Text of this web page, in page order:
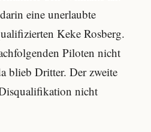
eine unerlaubte
Keke Rosberg.
Piloten nicht
blieb Dritter. Der zweite
nicht